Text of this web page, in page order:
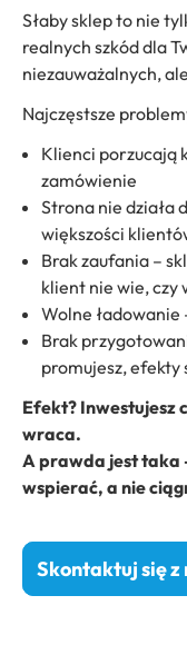
Słaby sklep to nie
realnych szkód dla
niezauważalnych,
Najczęstsze
Klienci porzucają
zamówienie
Strona nie działa
większości
Brak zaufania –
klient nie wie, czy
Wolne ładowanie
Brak
promujesz, efekty
Efekt? Inwestujesz
wraca.
A prawda jest taka
wspierać, a nie
Skontaktuj się z